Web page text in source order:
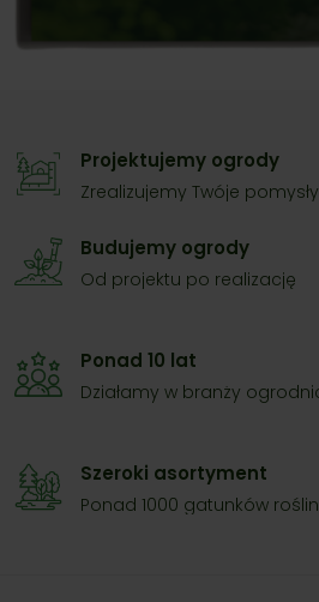
Projektujemy ogrody
Zrealizujemy Twóje pomysły
Budujemy ogrody
Od projektu po realizację
Ponad 10 lat
Działamy w branży
Szeroki asortyment
Ponad 1000 gatunków roślin